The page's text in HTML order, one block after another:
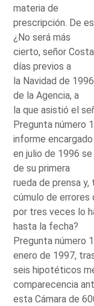
materia de
prescripción. De
¿No será más
cierto, señor
días previos a
la Navidad de
de la Agencia, a
la que asistió el
Pregunta número
informe encargado
en julio de 1996
de su primera
rueda de prensa
cúmulo de errores
por tres veces lo
hasta la fecha?
Pregunta número
enero de 1997,
seis hipotéticos
comparecencia
esta Cámara de